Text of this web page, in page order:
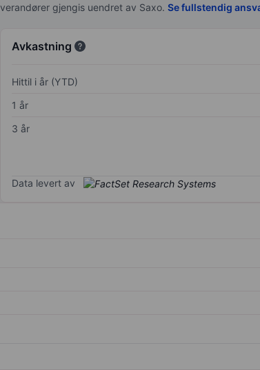
gjengis uendret av Saxo. Se fullstendig
Avkastning
Hittil i år (YTD)
1 år
3 år
Data levert av